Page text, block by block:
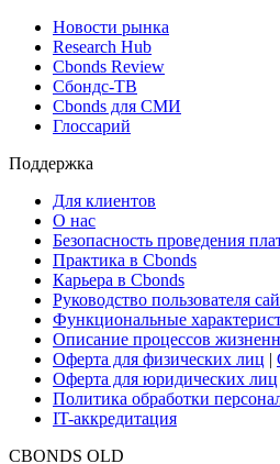
Поиск ETF & Funds
Новости и Аналитика
Новости рынка
Research Hub
Cbonds Review
Сбондс-ТВ
Глоссарий
Поддержка
Для клиентов
О нас
Безопасность проведения
Практика в Cbonds
Карьера в Cbonds
Руководство пользователя
Функциональные
Описание процессов
Оферта для физических лиц
Оферта для юридических лиц